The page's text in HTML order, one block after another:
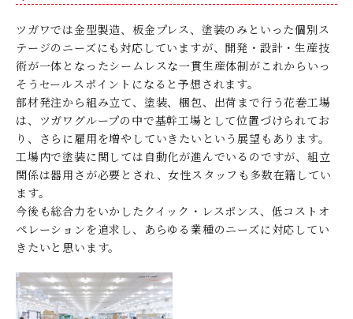
ツガワでは金型製造、板金プレス、塗装のみといった個別ス
テージのニーズにも対応していますが、開発・設計・生産技
術が一体となったシームレスな一貫生産体制がこれからいっ
そうセールスポイントになると予想されます。
部材発注から組み立て、塗装、梱包、出荷まで行う花巻工場
は、ツガワグループの中で基幹工場として位置づけられてお
り、さらに雇用を増やしていきたいという展望もあります。
工場内で塗装に関しては自動化が進んでいるのですが、組立
関係は器用さが必要とされ、女性スタッフも多数在籍してい
ます。
今後も総合力をいかしたクイック・レスポンス、低コストオ
ペレーションを追求し、あらゆる業種のニーズに対応してい
きたいと思います。